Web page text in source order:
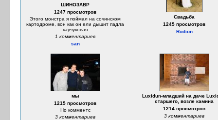
ШИНОЗАВР
1247 просмотров
Этого монстра я поймал на сочинском
картодроме, вон как он ели дышит падла
каучуковая
1 комментариев
san
Свадьба
1245 просмотров
Rodion
мы
1215 просмотров
Но комментс
3 комментариев
Luxidun-младший на даче
старшего, возле камина
1214 просмотров
3 комментариев